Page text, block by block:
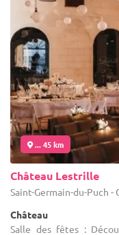
... 45 km
Château Lestrille
Saint-Germain-du-Puch -
Château
Salle des fêtes :